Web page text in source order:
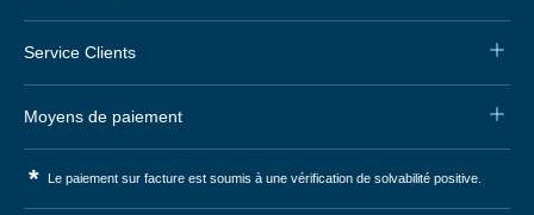
Service Clients
Moyens de paiement
* Le paiement sur facture est soumis à une vérification de solvabilité positive.